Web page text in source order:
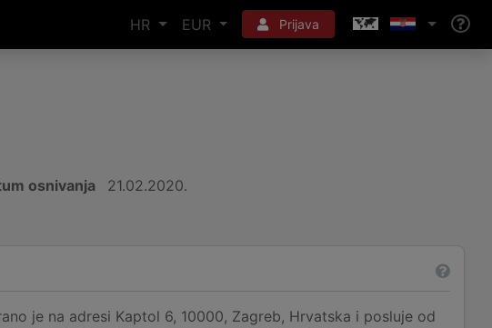
HR EUR Prijava
osnivanja 21.02.2020.
je na adresi Kaptol 6, 10000, Zagreb, Hrvatska i posluje od